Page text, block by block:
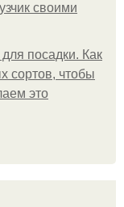
своими
посадки. Как
сортов, чтобы
это